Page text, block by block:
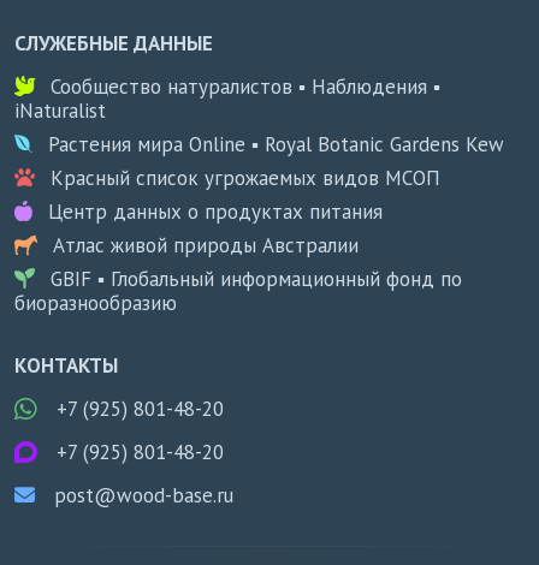
СЛУЖЕБНЫЕ ДАННЫЕ
Сообщество натуралистов ▪ Наблюдения ▪
iNaturalist
Растения мира Online ▪ Royal Botanic Gardens Kew
Красный список угрожаемых видов МСОП
Центр данных о продуктах питания
Атлас живой природы Австралии
GBIF ▪ Глобальный информационный фонд по
биоразнообразию
КОНТАКТЫ
+7 (925) 801-48-20
+7 (925) 801-48-20
post@wood-base.ru